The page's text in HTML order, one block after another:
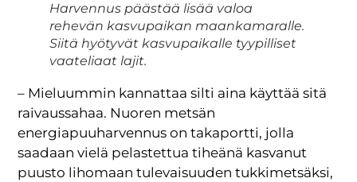
Harvennus päästää lisää valoa
rehevän kasvupaikan maankamaralle.
Siitä hyötyvät kasvupaikalle tyypilliset
vaateliaat lajit.
– Mieluummin kannattaa silti aina käyttää sitä
raivaussahaa. Nuoren metsän
energiapuuharvennus on takaportti, jolla
saadaan vielä pelastettua tiheänä kasvanut
puusto lihomaan tulevaisuuden tukkimetsäksi,